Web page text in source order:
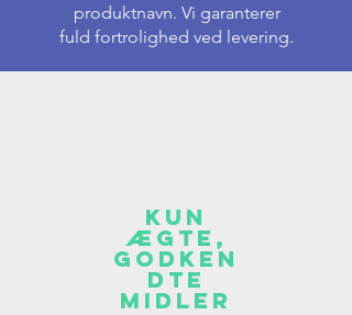
produktnavn. Vi garanterer
fuld fortrolighed ved levering.
Kun
Ægte,
Godken
dte
Midler